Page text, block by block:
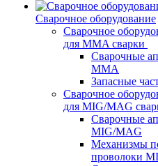
Сварочное оборудование
Сварочное
для MMA сварки
Сварочные
MMA
Запасные
Сварочное
для MIG/MAG
Сварочные
MIG/MAG
Механизмы
проволоки